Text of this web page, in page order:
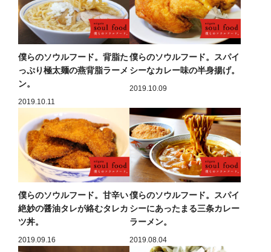
僕らのソウルフード。背脂た
っぷり極太麺の燕背脂ラーメ
ン。
2019.10.11
僕らのソウルフード。スパイ
シーなカレー味の半身揚げ。
2019.10.09
僕らのソウルフード。甘辛い
絶妙の醤油タレが絡むタレカ
ツ丼。
2019.09.16
僕らのソウルフード。スパイ
シーにあったまる三条カレー
ラーメン。
2019.08.04